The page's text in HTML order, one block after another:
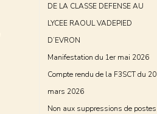
DE LA CLASSE DEFENSE AU
LYCEE RAOUL VADEPIED
D’EVRON
Manifestation du 1er mai 2026
Compte rendu de la F3SCT du 20
mars 2026
Non aux suppressions de postes